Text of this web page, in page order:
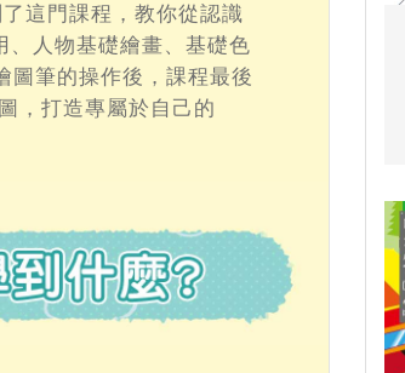
這門課程，教你從認識
人物基礎繪畫、基礎色
圖筆的操作後，課程最後
，打造專屬於自己的